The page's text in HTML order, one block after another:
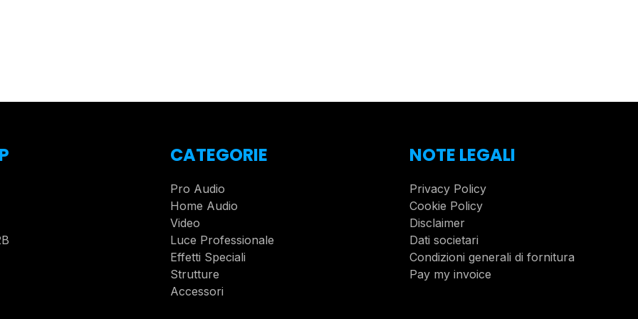
CATEGORIE
Pro Audio
Home Audio
Video
Luce Professionale
Effetti Speciali
Strutture
Accessori
NOTE LEGALI
Privacy Policy
Cookie Policy
Disclaimer
Dati societari
Condizioni generali di fornitura
Pay my invoice